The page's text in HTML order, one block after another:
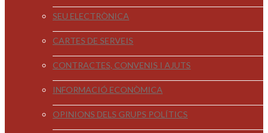
SEU ELECTRÒNICA
CARTES DE SERVEIS
CONTRACTES, CONVENIS I AJUTS
INFORMACIÓ ECONÒMICA
OPINIONS DELS GRUPS POLÍTICS